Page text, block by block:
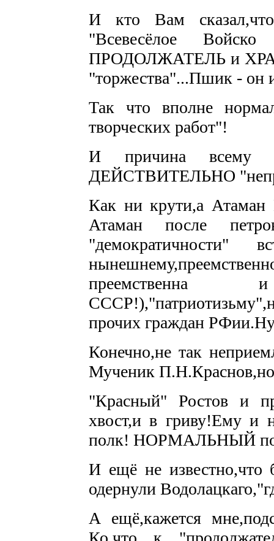
И кто Вам
"Всевесёлое
ПРОДОЛЖАТЕЛЬ и
"торжества"...Пшик -
Так что вполне
творческих работ"!
И причина всему
ДЕЙСТВИТЕЛЬНО
Как ни крути,а
Атаман после
"демократичности"
прочих граждан
Конечно,не так
Мученик
"Красный" Ростов и
хвост,и в гриву!Ему и
полк! НОРМАЛЬНЫЙ
И ещё не известно,что
одернули
А ещё,кажется